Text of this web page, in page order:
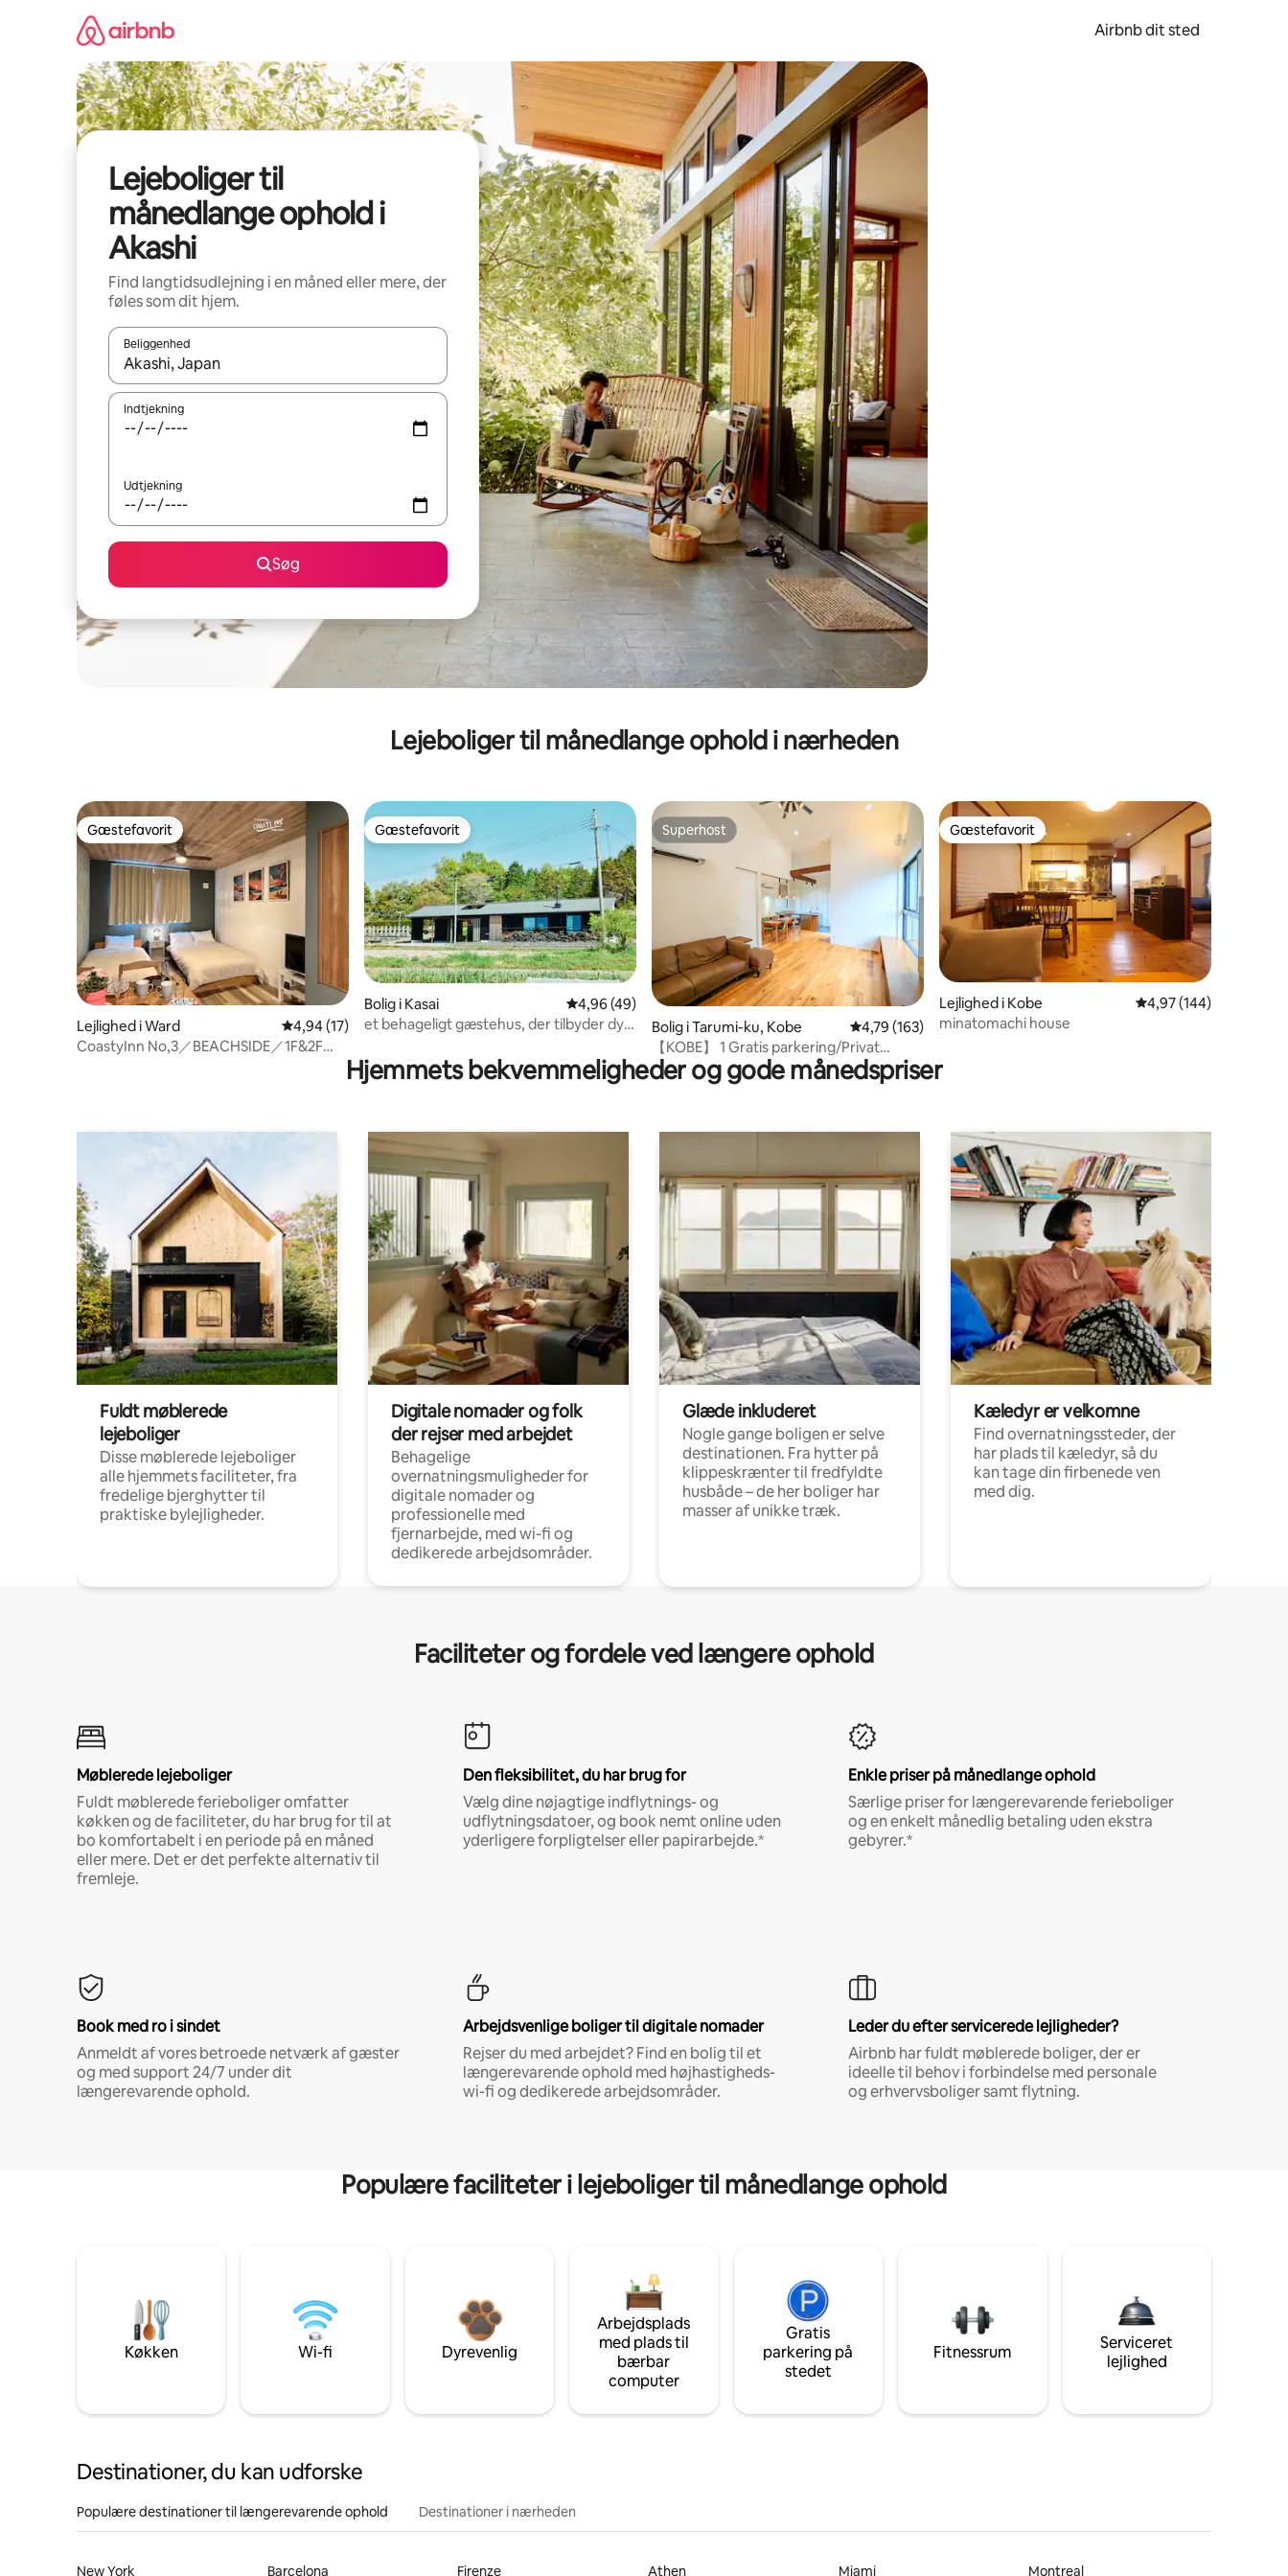
Airbnb dit sted
Lejeboliger til
månedlange ophold i
Akashi
Find langtidsudlejning i en måned eller mere, der
føles som dit hjem.
Beliggenhed
Når resultaterne er tilgængelige, skal du navigere med piletasterne op og ned eller se mere ved at trykke eller stryge.
Indtjekning
Udtjekning
Søg
Lejeboliger til månedlange ophold i nærheden
Gæstefavorit
Gæstefavorit
Lejlighed i Ward 4,94 ud af 5 i gennemsnitlig bedømmelse, 17 omtaler
4,94 (17)
CoastyInn No,3／BEACHSIDE／1F&2F
Gæstefavorit
Gæstefavorit
Bolig i Kasai 4,96 ud af 5 i gennemsnitlig bedømmelse, 49 omtaler
4,96 (49)
et behageligt gæstehus, der tilbyder dyb
Superhost
Superhost
Bolig i Tarumi-ku, Kobe 4,79 ud af 5 i gennemsnitlig bedømmelse, 163 omtaler
4,79 (163)
【KOBE】 1 Gratis parkering/Privat
hus/Gratis Wi-Fi/Strand
Gæstefavorit
Gæstefavorit
Lejlighed i Kobe 4,97 ud af 5 i
4,97 (144)
minatomachi house
Hjemmets bekvemmeligheder og gode månedspriser
Fuldt møblerede
lejeboliger
Disse møblerede lejeboliger
alle hjemmets faciliteter, fra
fredelige bjerghytter til
praktiske bylejligheder.
Digitale nomader og folk
der rejser med arbejdet
Behagelige
overnatningsmuligheder for
digitale nomader og
professionelle med
fjernarbejde, med wi-fi og
dedikerede arbejdsområder.
Glæde inkluderet
Nogle gange boligen er selve
destinationen. Fra hytter på
klippeskrænter til fredfyldte
husbåde – de her boliger har
masser af unikke træk.
Kæledyr er velkomne
Find overnatningssteder, der
har plads til kæledyr, så du
kan tage din firbenede ven
med dig.
Faciliteter og fordele ved længere ophold
Møblerede lejeboliger
Fuldt møblerede ferieboliger omfatter
køkken og de faciliteter, du har brug for til at
bo komfortabelt i en periode på en måned
eller mere. Det er det perfekte alternativ til
fremleje.
Den fleksibilitet, du har brug for
Vælg dine nøjagtige indflytnings- og
udflytningsdatoer, og book nemt online uden
yderligere forpligtelser eller papirarbejde.*
Enkle priser på månedlange ophold
Særlige priser for længerevarende ferieboliger
og en enkelt månedlig betaling uden ekstra
gebyrer.*
Book med ro i sindet
Anmeldt af vores betroede netværk af gæster
og med support 24/7 under dit
længerevarende ophold.
Arbejdsvenlige boliger til digitale nomader
Rejser du med arbejdet? Find en bolig til et
længerevarende ophold med højhastigheds-
wi-fi og dedikerede arbejdsområder.
Leder du efter servicerede lejligheder?
Airbnb har fuldt møblerede boliger, der er
ideelle til behov i forbindelse med personale
og erhvervsboliger samt flytning.
Populære faciliteter i lejeboliger til månedlange ophold
Køkken Wi-fi Dyrevenlig
Arbejdsplads
med plads til
bærbar
computer
Gratis
parkering på
stedet
Fitnessrum
Serviceret
lejlighed
Destinationer, du kan udforske
Populære destinationer til længerevarende ophold Destinationer i nærheden
New York Barcelona Firenze Athen Miami Montreal